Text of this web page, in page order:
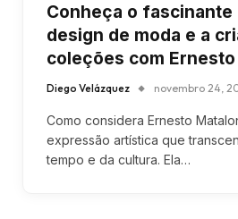
Conheça o fascinante
design de moda e a
coleções com
Diego Velázquez novembro 24,
Como considera Ernesto
expressão artística que
tempo e da cultura. Ela…